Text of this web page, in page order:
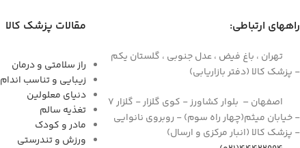
مقالات پزشک کالا
راز سلامتی و درمان
زیبایی و تناسب اندام
دنیای معلولین
تغذیه سالم
مادر و کودک
ورزش و تندرستی
راههای ارتباطی:
تهران ، باغ فیض ، عدل جنوبی ، گلستان یکم
- پزشک کالا (دفتر بازاریابی)
اصفهان – بلوار کشاورز - کوی گلزار - گلزار 7
- خیابان میثم(چهار راه سوم) - روبروی نانوایی
- پزشک کالا (انبار مرکزی و ارسال)